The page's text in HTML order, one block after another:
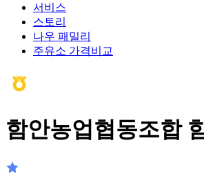
서비스
스토리
나우 패밀리
주유소 가격비교
함안농업협동조합